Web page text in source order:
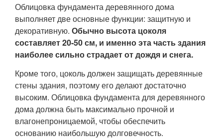
Облицовка фундамента деревянного дома
выполняет две основные функции: защитную и
декоративную. Обычно высота цоколя
составляет 20-50 см, и именно эта часть здания
наиболее сильно страдает от дождя и снега.
Кроме того, цоколь должен защищать деревянные
стены здания, поэтому его делают достаточно
высоким. Облицовка фундамента для деревянного
дома должна быть максимально прочной и
влагонепроницаемой, чтобы обеспечить
основанию наибольшую долговечность.